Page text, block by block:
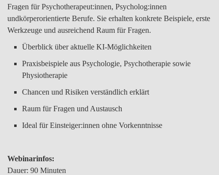
Fragen für Psychotherapeut:innen, Psycholog:innen
undkörperorientierte Berufe. Sie erhalten konkrete Beispiele, erste
Werkzeuge und ausreichend Raum für Fragen.
Überblick über aktuelle KI-Möglichkeiten
Praxisbeispiele aus Psychologie, Psychotherapie sowie
Physiotherapie
Chancen und Risiken verständlich erklärt
Raum für Fragen und Austausch
Ideal für Einsteiger:innen ohne Vorkenntnisse
Webinarinfos:
Dauer: 90 Minuten